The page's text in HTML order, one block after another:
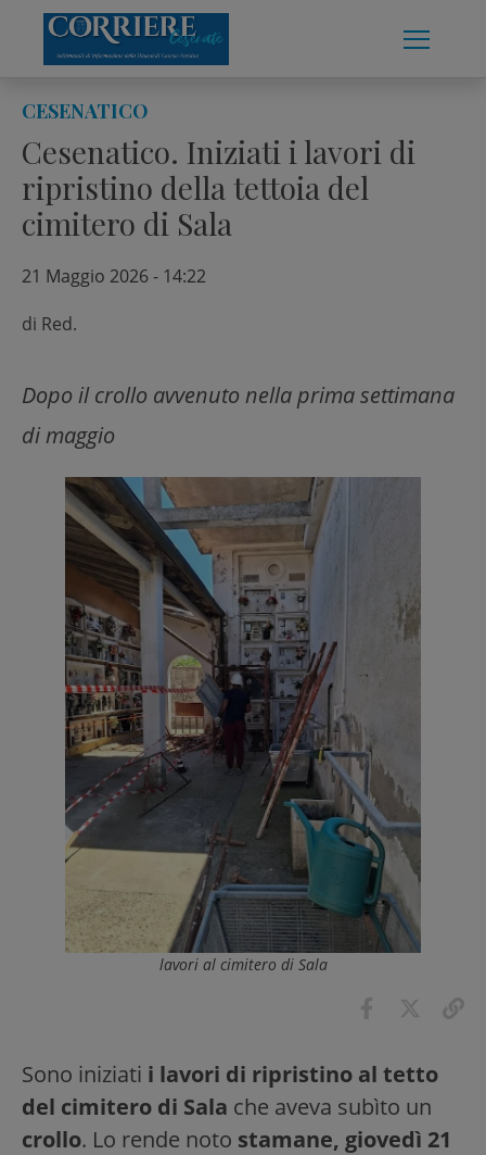
content
CESENATICO
Cesenatico. Iniziati i lavori di
ripristino della tettoia del
cimitero di Sala
21 Maggio 2026 - 14:22
di Red.
Dopo il crollo avvenuto nella prima settimana
di maggio
lavori al cimitero di Sala
Sono iniziati i lavori di ripristino al tetto
del cimitero di Sala che aveva subìto un
crollo. Lo rende noto stamane, giovedì 21